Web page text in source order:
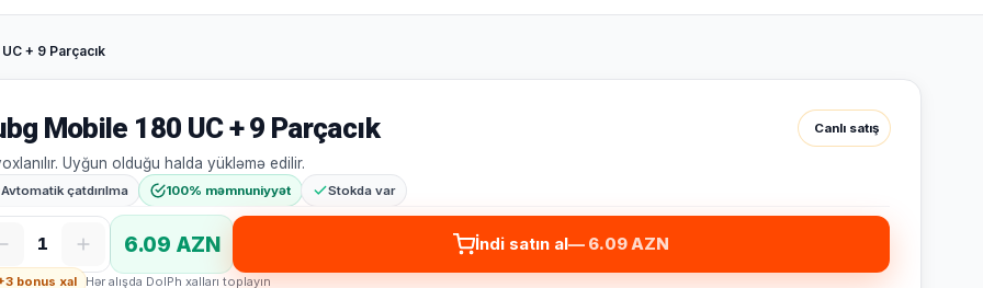
+ 9 Parçacık
Mobile 180 UC + 9 Parçacık
Uyğun olduğu halda yükləmə edilir.
Canlı satış
Avtomatik çatdırılma 100% məmnuniyyət Stokda var
1 6.09 AZN İndi satın al— 6.09 AZN
bonus xal Hər alışda DolPh xalları toplayın